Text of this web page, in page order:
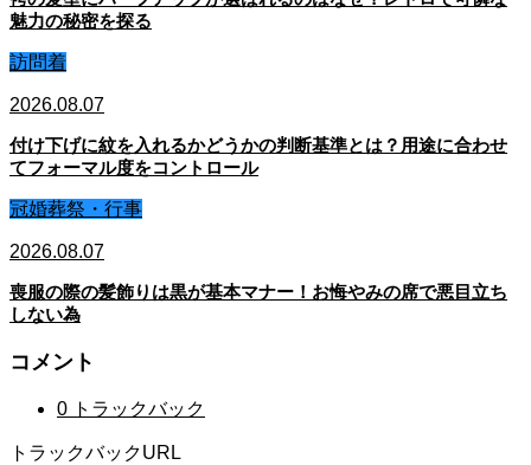
魅力の秘密を探る
訪問着
2026.08.07
付け下げに紋を入れるかどうかの判断基準とは？用途に合わせ
てフォーマル度をコントロール
冠婚葬祭・行事
2026.08.07
喪服の際の髪飾りは黒が基本マナー！お悔やみの席で悪目立ち
しない為
コメント
0 トラックバック
トラックバックURL